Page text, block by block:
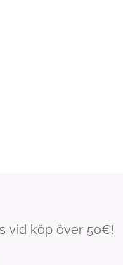
vid köp över 50€!